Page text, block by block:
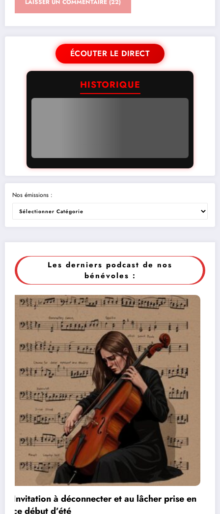
ÉCOUTER LE DIRECT
HISTORIQUE
Nos émissions :
Les derniers podcast de nos
bénévoles :
Les réseaux de communication entre les jeux
vidéos